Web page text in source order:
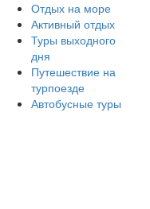
Отдых на море
Активный отдых
Туры выходного
дня
Путешествие на
турпоезде
Автобусные туры